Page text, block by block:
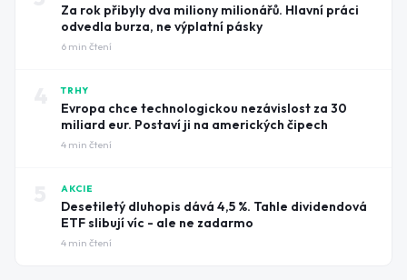
Za rok přibyly dva miliony milionářů. Hlavní práci
odvedla burza, ne výplatní pásky
6 min čtení
TRHY
Evropa chce technologickou nezávislost za 30
miliard eur. Postaví ji na amerických čipech
4 min čtení
AKCIE
Desetiletý dluhopis dává 4,5 %. Tahle dividendová
ETF slibují víc - ale ne zadarmo
4 min čtení